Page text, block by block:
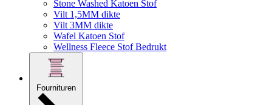
Stone Washed Katoen Stof
Vilt 1,5MM dikte
Vilt 3MM dikte
Wafel Katoen Stof
Wellness Fleece Stof Bedrukt
Fournituren